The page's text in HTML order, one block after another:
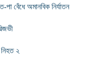
পা বেঁধে অমানবিক নির্যাতন
নিহত ২